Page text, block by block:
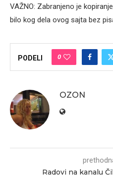
VAŽNO: Zabranjeno je
bilo kog dela ovog sajta bez
PODELI 0
OZON
Radovi na kanalu